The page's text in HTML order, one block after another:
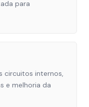
para
circuitos internos,
e melhoria da